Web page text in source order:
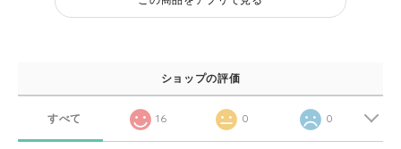
ショップの評価
すべて 16 0 0